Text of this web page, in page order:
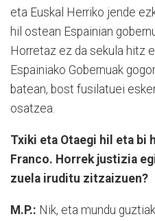
eta Euskal Herriko jende
hil ostean Espainian
Horretaz ez da sekula hitz
Espainiako Gobernuak
batean, bost fusilatuei
osatzea.
Txiki eta Otaegi hil eta bi
Franco. Horrek justizia
zuela iruditu zitzaizuen?
M.P.: Nik, eta mundu